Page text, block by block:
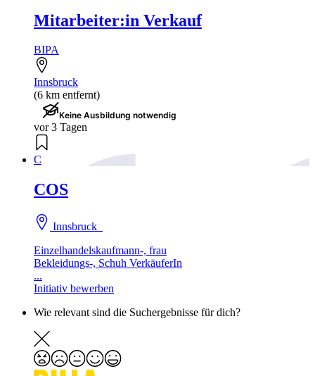
Mitarbeiter:in Verkauf
BIPA
Innsbruck
(6 km entfernt)
Keine Ausbildung notwendig
vor 3 Tagen
C
COS
Innsbruck
Einzelhandelskaufmann-, frau
Bekleidungs-, Schuh VerkäuferIn
...
Initiativ bewerben
Wie relevant sind die Suchergebnisse für dich?